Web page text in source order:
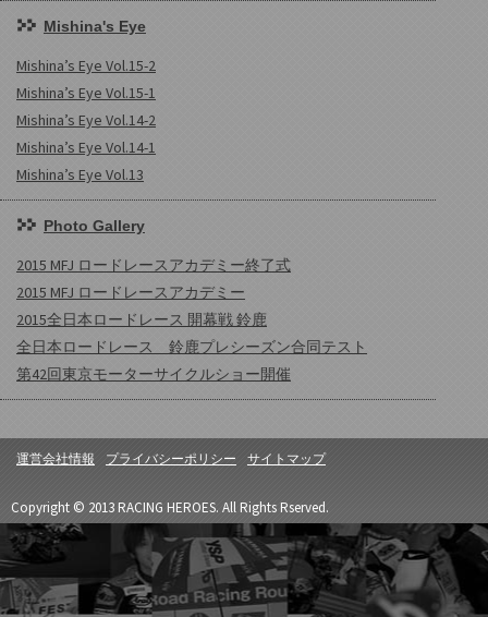
Mishina's Eye
Mishina’s Eye Vol.15-2
Mishina’s Eye Vol.15-1
Mishina’s Eye Vol.14-2
Mishina’s Eye Vol.14-1
Mishina’s Eye Vol.13
Photo Gallery
2015 MFJ ロードレースアカデミー終了式
2015 MFJ ロードレースアカデミー
2015全日本ロードレース 開幕戦 鈴鹿
全日本ロードレース 鈴鹿プレシーズン合同テスト
第42回東京モーターサイクルショー開催
運営会社情報 プライバシーポリシー サイトマップ
Copyright © 2013 RACING HEROES. All Rights Rserved.